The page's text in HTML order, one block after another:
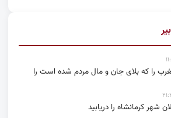
را که بلای جان و مال مردم شده است را
شهر کرمانشاه را دریابید